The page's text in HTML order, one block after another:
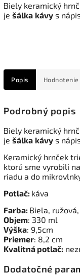
Biely keramický
je šálka kávy s
Popis Hodnotenie
Podrobný popis
Biely keramický
je šálka kávy s
Keramický hrnček
ktorú sme vyrobili na
riadu a do
Potlač: káva
Farba: Biela,
Objem: 330 ml
Výška: 9,5cm
Priemer: 8,2 cm
Kvalitná potlač:
Dodatočné